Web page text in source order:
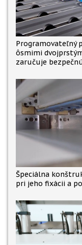
Programovateľný
ôsmimi
zaručuje
Špeciálna
pri jeho fixácii a